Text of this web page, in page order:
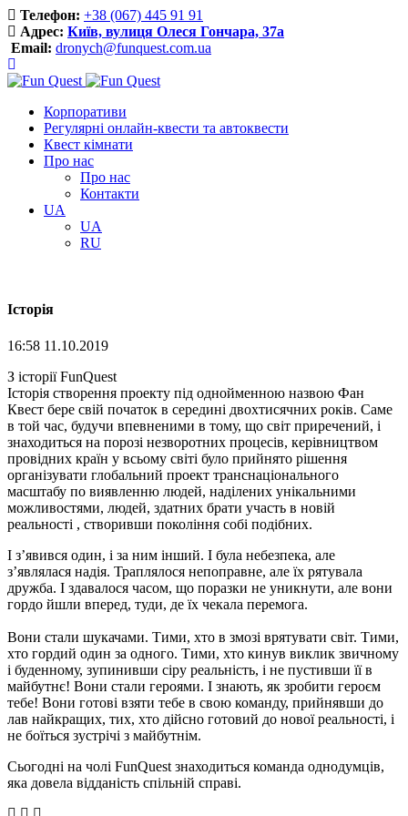
Телефон: +38 (067) 445 91 91
Адрес: Київ, вулиця Олеся Гончара, 37a
Email: dronych@funquest.com.ua
Корпоративи
Регулярні онлайн-квести та автоквести
Квест кімнати
Про нас
Про нас
Контакти
UA
UA
RU
Історія
16:58 11.10.2019
З історії FunQuest
Історія створення проекту під однойменною назвою Фан
Квест бере свій початок в середині двохтисячних років. Саме
в той час, будучи впевненими в тому, що світ приречений, і
знаходиться на порозі незворотних процесів, керівництвом
провідних країн у всьому світі було прийнято рішення
організувати глобальний проект транснаціонального
масштабу по виявленню людей, наділених унікальними
можливостями, людей, здатних брати участь в новій
реальності , створивши покоління собі подібних.
І з’явився один, і за ним інший. І була небезпека, але
з’являлася надія. Траплялося непоправне, але їх рятувала
дружба. І здавалося часом, що поразки не уникнути, але вони
гордо йшли вперед, туди, де їх чекала перемога.
Вони стали шукачами. Тими, хто в змозі врятувати світ. Тими,
хто гордий один за одного. Тими, хто кинув виклик звичному
і буденному, зупинивши сіру реальність, і не пустивши її в
майбутнє! Вони стали героями. І знають, як зробити героєм
тебе! Вони готові взяти тебе в свою команду, прийнявши до
лав найкращих, тих, хто дійсно готовий до нової реальності, і
не боїться зустрічі з майбутнім.
Сьогодні на чолі FunQuest знаходиться команда однодумців,
яка довела відданість спільній справі.